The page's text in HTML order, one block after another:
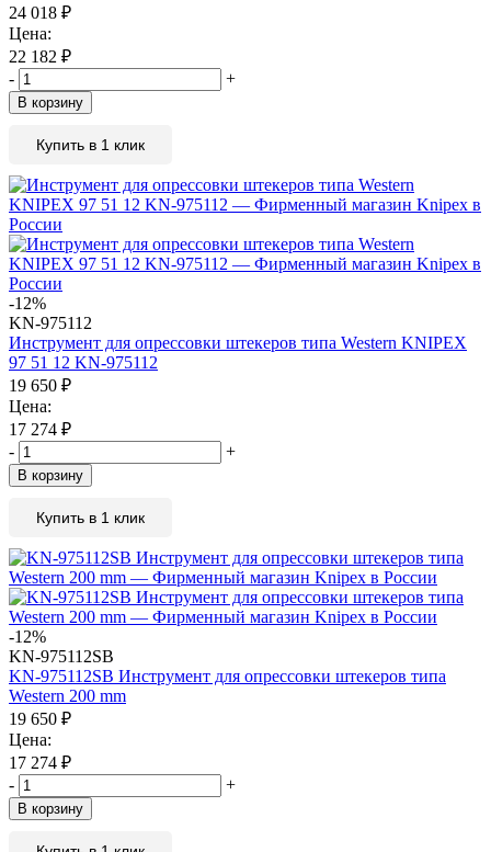
24 018 ₽
Цена:
22 182 ₽
-
+
В корзину
Купить в 1 клик
-12%
KN-975112
Инструмент для опрессовки штекеров типа Western KNIPEX
97 51 12 KN-975112
19 650 ₽
Цена:
17 274 ₽
-
+
В корзину
Купить в 1 клик
-12%
KN-975112SB
KN-975112SB Инструмент для опрессовки штекеров типа
Western 200 mm
19 650 ₽
Цена:
17 274 ₽
-
+
В корзину